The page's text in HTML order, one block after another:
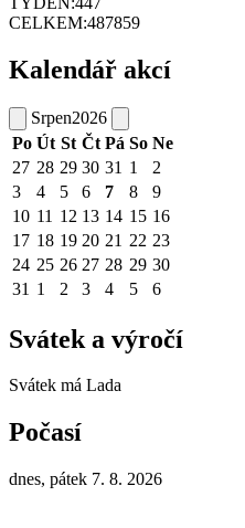
CELKEM:487859
Kalendář akcí
Srpen2026
Po Út St Čt Pá So Ne
27 28 29 30 31 1
2
3
4 5 6 7 8
9
10 11 12 13 14 15 16
17 18 19 20 21 22 23
24 25 26 27 28 29 30
31 1 2 3 4 5 6
Svátek a výročí
Svátek má Lada
Počasí
dnes, pátek 7. 8. 2026